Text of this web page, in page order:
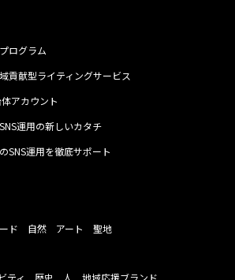
ログラム
貢献型ライティングサービス
アカウント
運用の新しいカタチ
SNS運用を徹底サポート
ド 自然 アート 聖地
ティ 歴史 人 地域応援ブランド